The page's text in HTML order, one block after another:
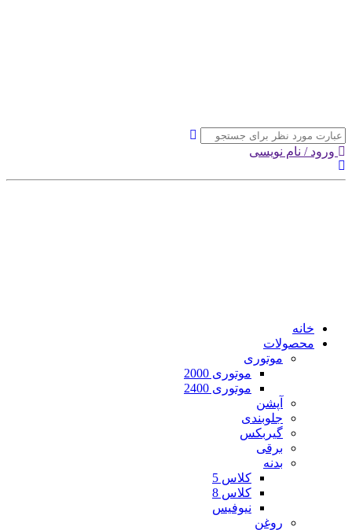
ورود / نام نویسی
خانه
محصولات
موتوری
موتوری 2000
موتوری 2400
آپشن
جلوبندی
گیربکس
برقی
بدنه
کلاس 5
کلاس 8
نیوفیس
روغن